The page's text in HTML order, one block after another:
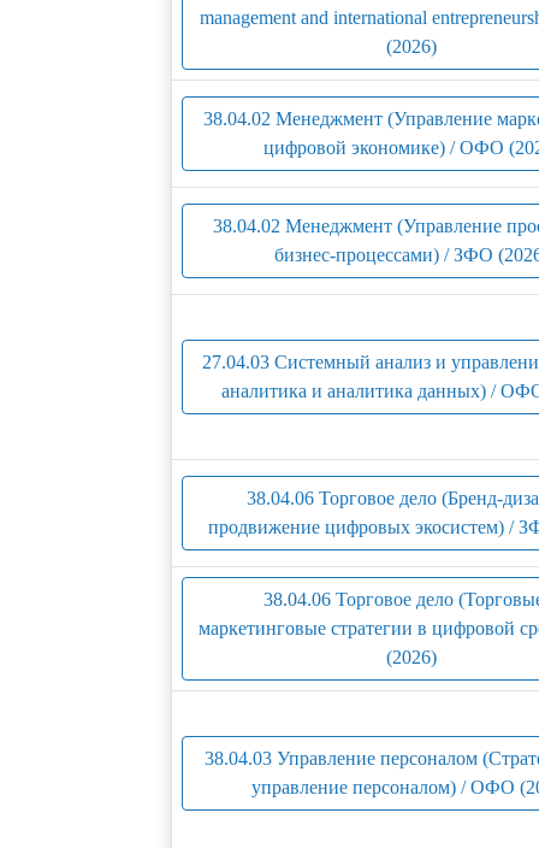
management and international
(2026)
38.04.02 Менеджмент (Управление
цифровой экономике) / ОФО
38.04.02 Менеджмент (Управление
бизнес-процессами) / ЗФО
27.04.03 Системный анализ и
аналитика и аналитика данных) /
38.04.06 Торговое дело (Бренд-
продвижение цифровых экосистем) /
38.04.06 Торговое дело
маркетинговые стратегии в цифровой
(2026)
38.04.03 Управление персоналом
управление персоналом) / ОФО